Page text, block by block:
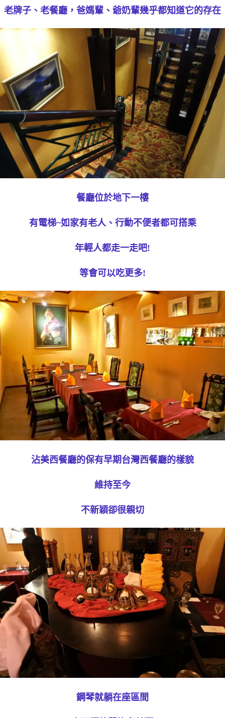
老牌子、老餐廳，爸媽輩、爺奶輩幾乎都知道它的存在
餐廳位於地下一樓
有電梯~如家有老人、行動不便者都可搭乘
年輕人都走一走吧!
等會可以吃更多!
沾美西餐廳的保有早期台灣西餐廳的樣貌
維持至今
不新穎卻很親切
鋼琴就躺在座區間